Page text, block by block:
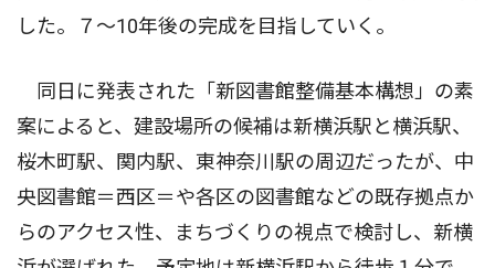
した。７〜10年後の完成を目指していく。
同日に発表された「新図書館整備基本構想」の素
案によると、建設場所の候補は新横浜駅と横浜駅、
桜木町駅、関内駅、東神奈川駅の周辺だったが、中
央図書館＝西区＝や各区の図書館などの既存拠点か
らのアクセス性、まちづくりの視点で検討し、新横